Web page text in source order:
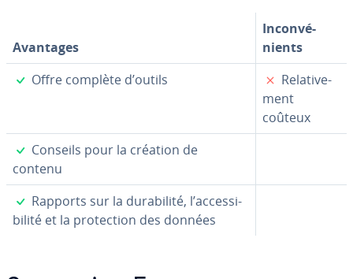
Avantages
In­con­vé­
nients
✓
Offre complète d’outils ✗
Re­la­ti­ve­
ment
coûteux
✓
Conseils pour la création de
contenu
✓
Rapports sur la du­ra­bi­lité, l’ac­ces­si­
bi­lité et la pro­tec­tion des données